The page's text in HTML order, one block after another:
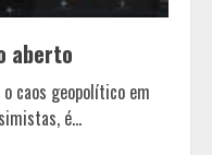
aberto
caos geopolítico em
é...